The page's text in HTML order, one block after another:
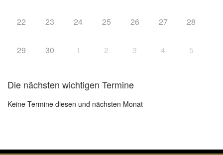
22 23 24 25 26 27 28
29 30 1 2 3 4 5
Die nächsten wichtigen Termine
Keine Termine diesen und nächsten Monat